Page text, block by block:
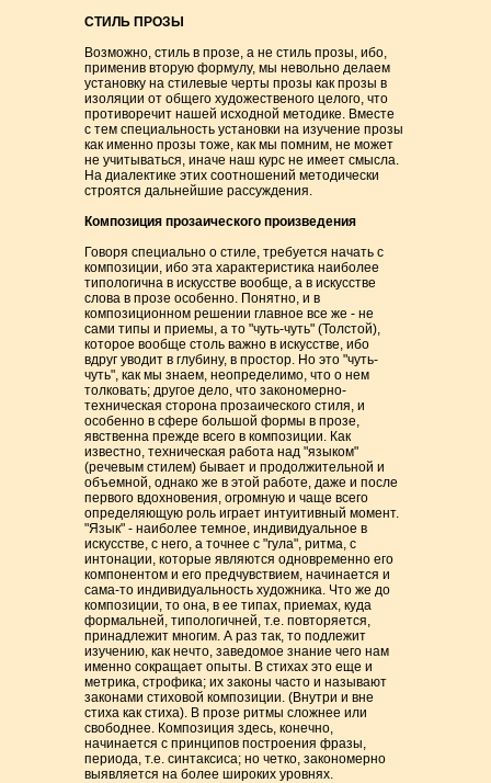
СТИЛЬ ПРОЗЫ
Возможно, стиль в прозе, а не стиль прозы, ибо,
применив вторую формулу, мы невольно делаем
установку на стилевые черты прозы как прозы в
изоляции от общего художественого целого, что
противоречит нашей исходной методике. Вместе
с тем специальность установки на изучение прозы
как именно прозы тоже, как мы помним, не может
не учитываться, иначе наш курс не имеет смысла.
На диалектике этих соотношений методически
строятся дальнейшие рассуждения.
Композиция прозаического произведения
Говоря специально о стиле, требуется начать с
композиции, ибо эта характеристика наиболее
типологична в искусстве вообще, а в искусстве
слова в прозе особенно. Понятно, и в
композиционном решении главное все же - не
сами типы и приемы, а то "чуть-чуть" (Толстой),
которое вообще столь важно в искусстве, ибо
вдруг уводит в глубину, в простор. Но это "чуть-
чуть", как мы знаем, неопределимо, что о нем
толковать; другое дело, что закономерно-
техническая сторона прозаического стиля, и
особенно в сфере большой формы в прозе,
явственна прежде всего в композиции. Как
известно, техническая работа над "языком"
(речевым стилем) бывает и продолжительной и
объемной, однако же в этой работе, даже и после
первого вдохновения, огромную и чаще всего
определяющую роль играет интуитивный момент.
"Язык" - наиболее темное, индивидуальное в
искусстве, с него, а точнее с "гула", ритма, с
интонации, которые являются одновременно его
компонентом и его предчувствием, начинается и
сама-то индивидуальность художника. Что же до
композиции, то она, в ее типах, приемах, куда
формальней, типологичней, т.е. повторяется,
принадлежит многим. А раз так, то подлежит
изучению, как нечто, заведомое знание чего нам
именно сокращает опыты. В стихах это еще и
метрика, строфика; их законы часто и называют
законами стиховой композиции. (Внутри и вне
стиха как стиха). В прозе ритмы сложнее или
свободнее. Композиция здесь, конечно,
начинается с принципов построения фразы,
периода, т.е. синтаксиса; но четко, закономерно
выявляется на более широких уровнях.